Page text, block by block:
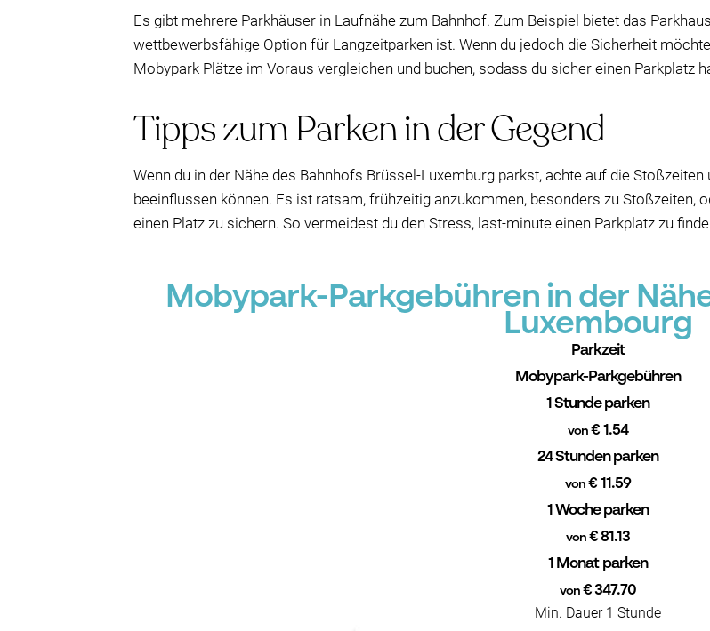
Es gibt mehrere Parkhäuser in Laufnähe zum Bahnhof. Zum Beispiel bietet das
wettbewerbsfähige Option für Langzeitparken ist. Wenn du jedoch die Sicherheit
Mobypark Plätze im Voraus vergleichen und buchen, sodass du sicher einen Parkplatz
Tipps zum Parken in der Gegend
Wenn du in der Nähe des Bahnhofs Brüssel-Luxemburg parkst, achte auf die
beeinflussen können. Es ist ratsam, frühzeitig anzukommen, besonders zu Stoßzeiten,
einen Platz zu sichern. So vermeidest du den Stress, last-minute einen Parkplatz zu
Mobypark-Parkgebühren in der
Luxembourg
Parkzeit
Mobypark-Parkgebühren
1 Stunde parken
von € 1.54
24 Stunden parken
von € 11.59
1 Woche parken
von€ 81.13
1 Monat parken
von€ 347.70
Min. Dauer 1 Stunde